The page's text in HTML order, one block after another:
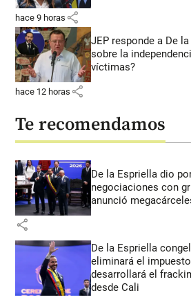
hace 9 horas share
JEP responde a De
sobre la
víctimas?
hace 12 horas share
Te recomendamos
De la Espriella dio
negociaciones con
anunció
share
De la Espriella
eliminará el
desarrollará el
desde Cali